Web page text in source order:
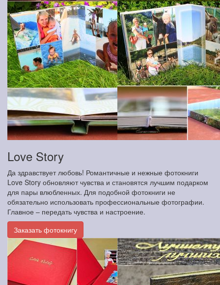
Love Story
Да здравствует любовь! Романтичные и нежные фотокниги
Love Story обновляют чувства и становятся лучшим подарком
для пары влюбленных. Для подобной фотокниги не
обязательно использовать профессиональные фотографии.
Главное – передать чувства и настроение.
Заказать фотокнигу